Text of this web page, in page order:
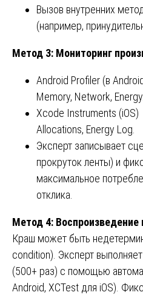
Вызов внутренних
(например,
Метод 3: Мониторинг
Android Profiler (в
Memory, Network, Energy.
Xcode Instruments
Allocations, Energy Log.
Эксперт записывает
прокруток ленты) и
максимальное
отклика.
Метод 4: Воспроизведение
Краш может быть
condition). Эксперт
(500+ раз) с помощью
Android, XCTest для iOS).